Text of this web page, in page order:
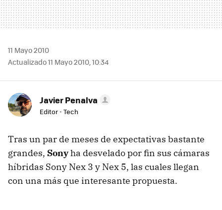
11 Mayo 2010
Actualizado 11 Mayo 2010, 10:34
Javier Penalva
Editor - Tech
Tras un par de meses de expectativas bastante
grandes, Sonyha desvelado por fin sus cámaras
híbridas Sony Nex 3 y Nex 5, las cuales llegan
con una más que interesante propuesta.